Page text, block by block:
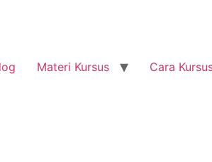
Materi Kursus Cara